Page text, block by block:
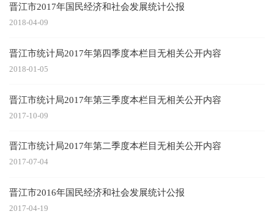
晋江市2017年国民经济和社会发展统计公报
2018-04-09
晋江市统计局2017年第四季度本栏目无相关公开内容
2018-01-05
晋江市统计局2017年第三季度本栏目无相关公开内容
2017-10-09
晋江市统计局2017年第二季度本栏目无相关公开内容
2017-07-04
晋江市2016年国民经济和社会发展统计公报
2017-04-19